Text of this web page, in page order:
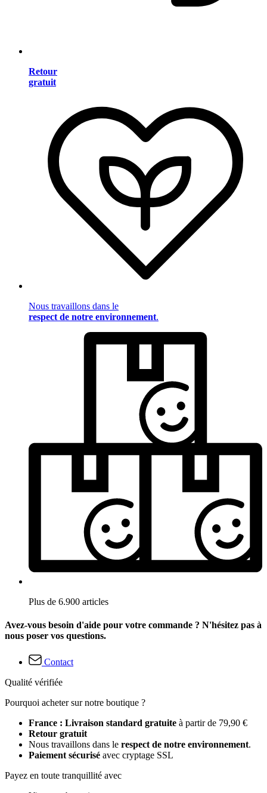
Retour
gratuit
Nous travaillons dans le
respect de notre environnement.
Plus de 6.900 articles
Avez-vous besoin d'aide pour votre commande ? N'hésitez pas à
nous poser vos questions.
Contact
Qualité vérifiée
Pourquoi acheter sur notre boutique ?
France : Livraison standard gratuite à partir de 79,90 €
Retour gratuit
Nous travaillons dans le respect de notre environnement.
Paiement sécurisé avec cryptage SSL
Payez en toute tranquillité avec